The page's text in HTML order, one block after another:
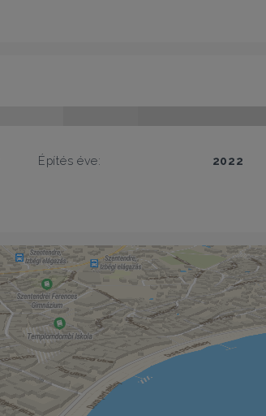
Építés éve: 2022